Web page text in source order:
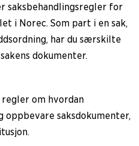
saksbehandlingsregler for
i Norec. Som part i en sak,
har du særskilte
dokumenter.
om hvordan
oppbevare saksdokumenter,